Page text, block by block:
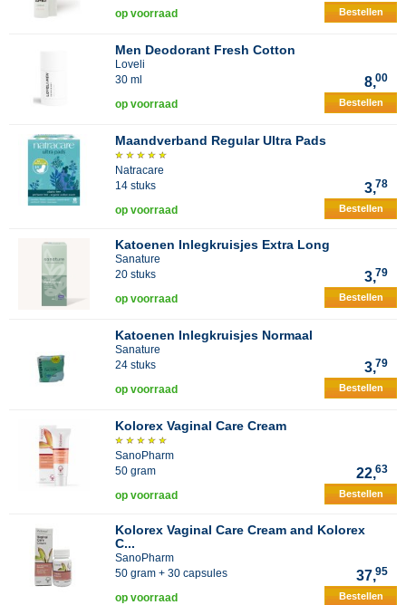
op voorraad Bestellen
Men Deodorant Fresh Cotton
Loveli
30 ml
8,00
op voorraad Bestellen
Maandverband Regular Ultra Pads
Natracare
14 stuks
3,78
op voorraad Bestellen
Katoenen Inlegkruisjes Extra Long
Sanature
20 stuks
3,79
op voorraad Bestellen
Katoenen Inlegkruisjes Normaal
Sanature
24 stuks
3,79
op voorraad Bestellen
Kolorex Vaginal Care Cream
SanoPharm
50 gram
22,63
op voorraad Bestellen
Kolorex Vaginal Care Cream and Kolorex
C...
SanoPharm
50 gram + 30 capsules
37,95
op voorraad Bestellen